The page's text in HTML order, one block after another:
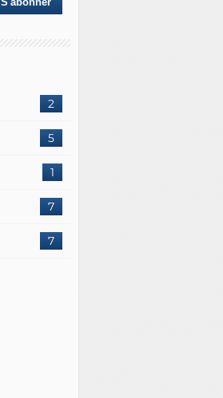
2
5
1
7
7